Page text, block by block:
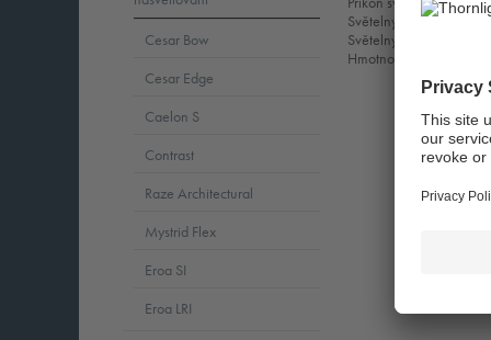
Světelný tok: 119 lm
Světelný výkon svítidel:
Hmotnost: 3,04 kg
Cesar Bow
Cesar Edge
Caelon S
Contrast
Raze Architectural
Mystrid Flex
Eroa SI
Eroa LRI